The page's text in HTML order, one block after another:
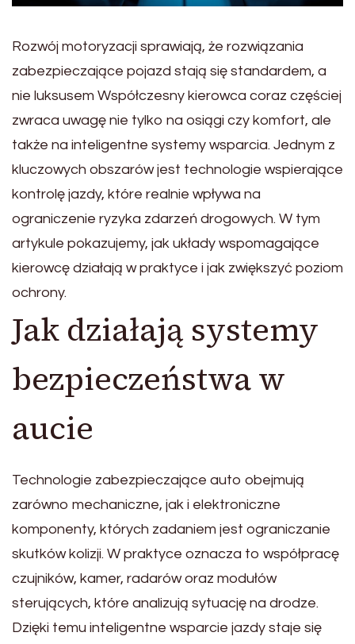
Rozwój motoryzacji sprawiają, że rozwiązania
zabezpieczające pojazd stają się standardem, a
nie luksusem Współczesny kierowca coraz częściej
zwraca uwagę nie tylko na osiągi czy komfort, ale
także na inteligentne systemy wsparcia. Jednym z
kluczowych obszarów jest technologie wspierające
kontrolę jazdy, które realnie wpływa na
ograniczenie ryzyka zdarzeń drogowych. W tym
artykule pokazujemy, jak układy wspomagające
kierowcę działają w praktyce i jak zwiększyć poziom
ochrony.
Jak działają systemy
bezpieczeństwa w
aucie
Technologie zabezpieczające auto obejmują
zarówno mechaniczne, jak i elektroniczne
komponenty, których zadaniem jest ograniczanie
skutków kolizji. W praktyce oznacza to współpracę
czujników, kamer, radarów oraz modułów
sterujących, które analizują sytuację na drodze.
Dzięki temu inteligentne wsparcie jazdy staje się